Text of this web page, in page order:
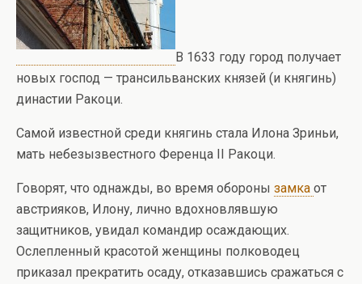
В 1633 году город получает
новых господ — трансильванских князей (и княгинь)
династии Ракоци.
Самой известной среди княгинь стала Илона Зриньи,
мать небезызвестного Ференца II Ракоци.
Говорят, что однажды, во время обороны замка от
австрияков, Илону, лично вдохновлявшую
защитников, увидал командир осаждающих.
Ослепленный красотой женщины полководец
приказал прекратить осаду, отказавшись сражаться с